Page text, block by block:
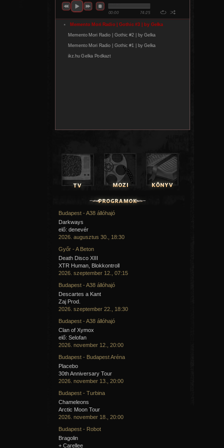
Budapest - A38 állóhajó
Darkways
elő: denevér
2026. augusztus 30., 18:30
Győr - A Beton
Death Disco XIII
XTR Human, Blokkontroll
2026. szeptember 12., 07:15
Budapest - A38 állóhajó
Descartes a Kant
Zaj Prod.
2026. szeptember 22., 18:30
Budapest - A38 állóhajó
Clan of Xymox
elő: Selofan
2026. november 12., 20:00
Budapest - Budapest Aréna
Placebo
30th Anniversary Tour
2026. november 13., 20:00
Budapest - Turbina
Chameleons
Arctic Moon Tour
2026. november 18., 20:00
Budapest - Robot
Bragolin
+ Carellee